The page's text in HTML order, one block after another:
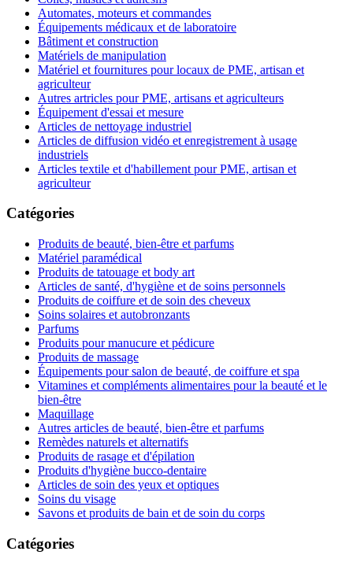
Automates, moteurs et commandes
Équipements médicaux et de laboratoire
Bâtiment et construction
Matériels de manipulation
Matériel et fournitures pour locaux de PME, artisan et
agriculteur
Autres artricles pour PME, artisans et agriculteurs
Équipement d'essai et mesure
Articles de nettoyage industriel
Articles de diffusion vidéo et enregistrement à usage
industriels
Articles textile et d'habillement pour PME, artisan et
agriculteur
Catégories
Produits de beauté, bien-être et parfums
Matériel paramédical
Produits de tatouage et body art
Articles de santé, d'hygiène et de soins personnels
Produits de coiffure et de soin des cheveux
Soins solaires et autobronzants
Parfums
Produits pour manucure et pédicure
Produits de massage
Équipements pour salon de beauté, de coiffure et spa
Vitamines et compléments alimentaires pour la beauté et le
bien-être
Maquillage
Autres articles de beauté, bien-être et parfums
Remèdes naturels et alternatifs
Produits de rasage et d'épilation
Produits d'hygiène bucco-dentaire
Articles de soin des yeux et optiques
Soins du visage
Savons et produits de bain et de soin du corps
Catégories